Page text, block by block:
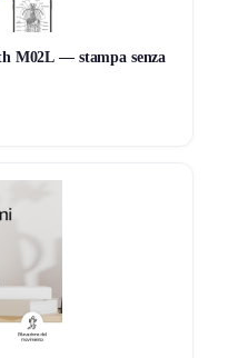
M02L — stampa senza